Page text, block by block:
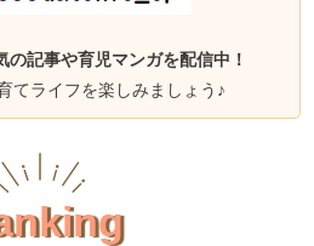
記事や育児マンガを配信中！
てライフを楽しみましょう♪